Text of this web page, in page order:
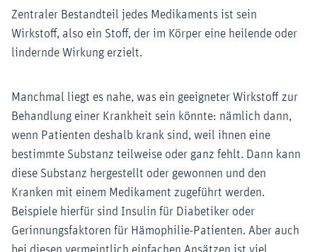
Zentraler Bestandteil jedes Medikaments ist sein
Wirkstoff, also ein Stoff, der im Körper eine heilende oder
lindernde Wirkung erzielt.
Manchmal liegt es nahe, was ein geeigneter Wirkstoff zur
Behandlung einer Krankheit sein könnte: nämlich dann,
wenn Patienten deshalb krank sind, weil ihnen eine
bestimmte Substanz teilweise oder ganz fehlt. Dann kann
diese Substanz hergestellt oder gewonnen und den
Kranken mit einem Medikament zugeführt werden.
Beispiele hierfür sind Insulin für Diabetiker oder
Gerinnungsfaktoren für Hämophilie-Patienten. Aber auch